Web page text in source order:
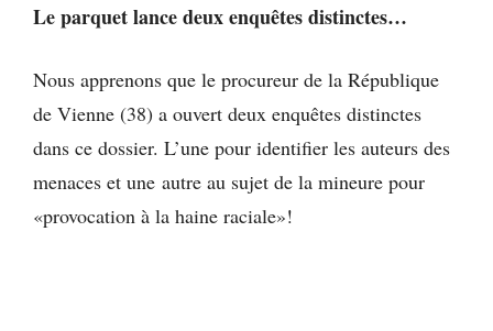
Le parquet lance deux enquêtes distinctes…
Nous apprenons que le procureur de la République
de Vienne (38) a ouvert deux enquêtes distinctes
dans ce dossier. L’une pour identifier les auteurs des
menaces et une autre au sujet de la mineure pour
«provocation à la haine raciale»!